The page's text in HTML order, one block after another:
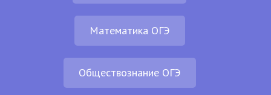
Математика ОГЭ
Обществознание ОГЭ